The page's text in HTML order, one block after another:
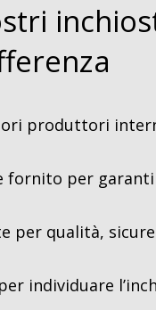
produttori
fornito per
per qualità,
individuare